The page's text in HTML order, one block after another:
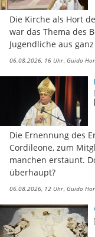
Die Kirche als Hort
war das Thema des
Jugendliche aus
06.08.2026, 16 Uhr Guido
Die Ernennung des
Cordileone, zum
manchen erstaunt.
überhaupt?
06.08.2026, 12 Uhr Guido